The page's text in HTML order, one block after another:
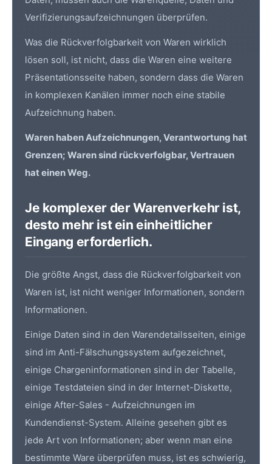
Verifizierungsaufzeichnungen überprüfen.
Was die Rückverfolgbarkeit von Waren wirklich
lösen soll, ist nicht, dass die Waren eine weitere
Präsentationsseite haben, sondern dass die Waren
in komplexen Kanälen immer noch eine stabile
Aufzeichnung haben.
Waren haben Aufzeichnungen, Verantwortung hat
Grenzen; Waren sind rückverfolgbar, Vertrauen
hat einen Weg.
Je komplexer der Warenverkehr ist,
desto mehr ist ein einheitlicher
Eingang erforderlich.
Die größte Angst, dass die Rückverfolgbarkeit von
Waren ist, ist nicht weniger Informationen, sondern
Informationen.
Einige Daten sind in den Warendetailsseiten, einige
sind im Anti-Fälschungssystem aufgezeichnet,
einige Chargeninformationen sind in der Tabelle,
einige Testdateien sind in der Internet-Diskette,
einige After-Sales - Aufzeichnungen im
Kundendienst-System. Alleine gesehen gibt es
jede Art von Informationen; aber wenn man eine
bestimmte Ware überprüfen muss, ist es schwierig,